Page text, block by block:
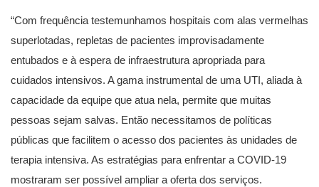
“Com frequência testemunhamos hospitais com alas vermelhas
superlotadas, repletas de pacientes improvisadamente
entubados e à espera de infraestrutura apropriada para
cuidados intensivos. A gama instrumental de uma UTI, aliada à
capacidade da equipe que atua nela, permite que muitas
pessoas sejam salvas. Então necessitamos de políticas
públicas que facilitem o acesso dos pacientes às unidades de
terapia intensiva. As estratégias para enfrentar a COVID-19
mostraram ser possível ampliar a oferta dos serviços.